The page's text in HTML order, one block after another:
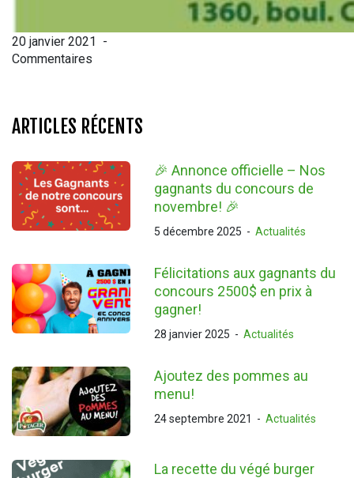
20 janvier 2021 -
Commentaires
ARTICLES RÉCENTS
🎉 Annonce officielle – Nos
gagnants du concours de
novembre! 🎉
5 décembre 2025 - Actualités
Félicitations aux gagnants du
concours 2500$ en prix à
gagner!
28 janvier 2025 - Actualités
Ajoutez des pommes au
menu!
24 septembre 2021 - Actualités
La recette du végé burger